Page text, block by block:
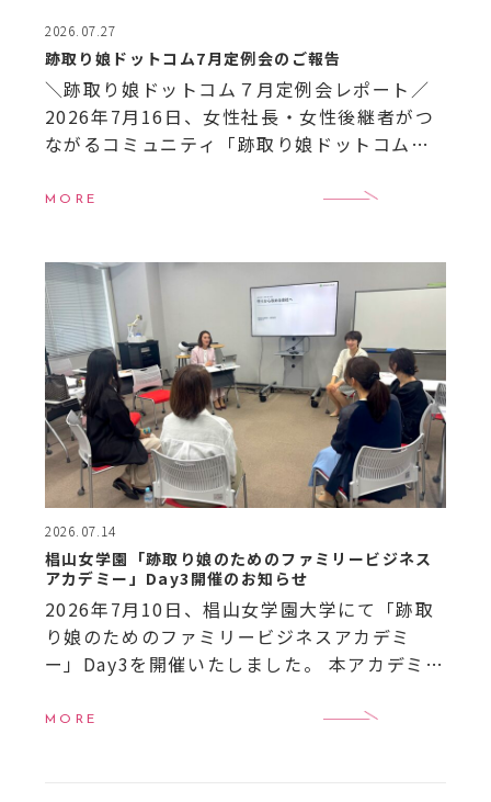
2026.07.27
跡取り娘ドットコム7月定例会のご報告
＼跡取り娘ドットコム７月定例会レポート／
2026年7月16日、女性社長・女性後継者がつ
ながるコミュニティ「跡取り娘ドットコム」
ら次世代を担う女性経営者＝“跡取り娘”たち
MORE
2026.07.14
椙山女学園「跡取り娘のためのファミリービジネス
アカデミー」Day3開催のお知らせ
2026年7月10日、椙山女学園大学にて「跡取
り娘のためのファミリービジネスアカデミ
ー」Day3を開催いたしました。 本アカデミー
者（跡取り娘）や女性経営者を対象に、事業
MORE